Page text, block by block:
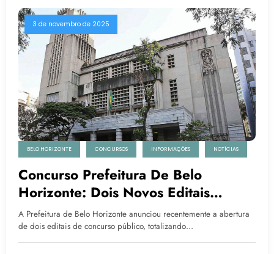
3 de novembro de 2025
BELO HORIZONTE CONCURSOS INFORMAÇÕES NOTÍCIAS
Concurso Prefeitura De Belo
Horizonte: Dois Novos Editais
Oferecem Mais De 600 Vagas
A Prefeitura de Belo Horizonte anunciou recentemente a abertura
de dois editais de concurso público, totalizando…